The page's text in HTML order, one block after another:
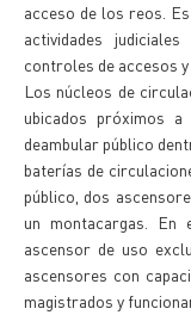
acceso de los reos.
actividades
controles de accesos
Los núcleos de
ubicados próximos
deambular público
baterías de
público, dos
un montacargas.
ascensor de uso
ascensores con
magistrados y